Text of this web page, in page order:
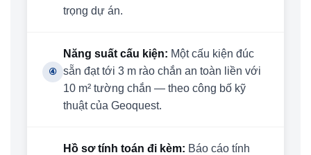
trọng dự án.
④
Năng suất cấu kiện: Một cấu kiện đúc
sẵn đạt tới 3 m rào chắn an toàn liền với
10 m² tường chắn — theo công bố kỹ
thuật của Geoquest.
Hồ sơ tính toán đi kèm: Báo cáo tính